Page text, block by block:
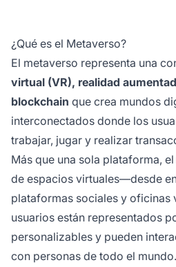
¿Qué es el Metaverso?
El metaverso representa una
virtual (VR), realidad
blockchain que crea mundos
interconectados donde los
trabajar, jugar y realizar
Más que una sola plataforma,
de espacios virtuales—desde
plataformas sociales y
usuarios están representados
personalizables y pueden
con personas de todo el